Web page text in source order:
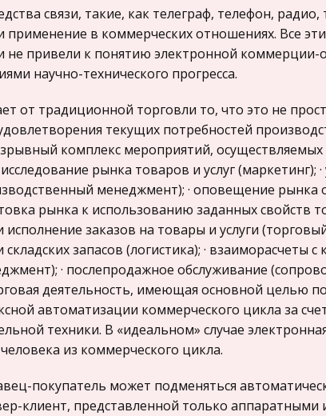
связи, такие, как телеграф, телефон, радио,
в коммерческих отношениях. Все
не привели к понятию электронной коммерции-
научно-технического прогресса.
от традиционной торговли то, что это не
текущих потребностей
комплекс мероприятий, осуществляемых
рынка товаров и услуг (маркетинг);
менеджмент); · оповещение рынка
рынка к использованию заданных свойств
исполнение заказов на товары и услуги
запасов (логистика); · взаиморасчеты с
· послепродажное обслуживание
деятельность, имеющая основной целью
автоматизации коммерческого цикла за
техники. В «идеальном» случае
из коммерческого цикла.
покупатель может подменяться
клиент, представленной только аппаратными